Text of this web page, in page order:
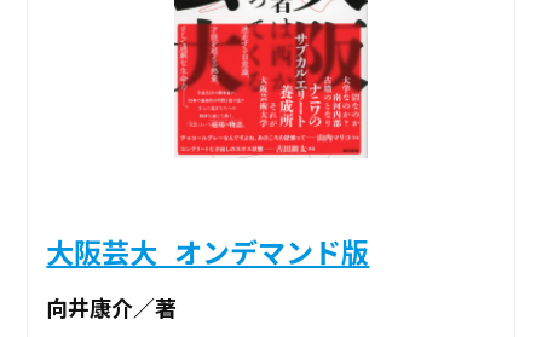
大阪芸大_オンデマンド版
向井康介／著